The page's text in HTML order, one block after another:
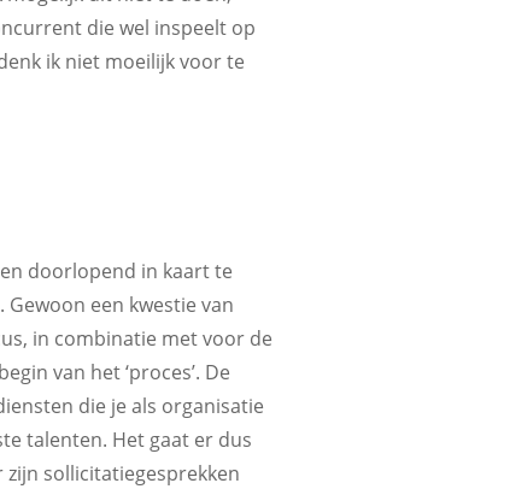
die wel inspeelt op
ik niet moeilijk voor te
doorlopend in kaart te
een kwestie van
in combinatie met voor de
van het ‘proces’. De
die je als organisatie
talenten. Het gaat er dus
sollicitatiegesprekken